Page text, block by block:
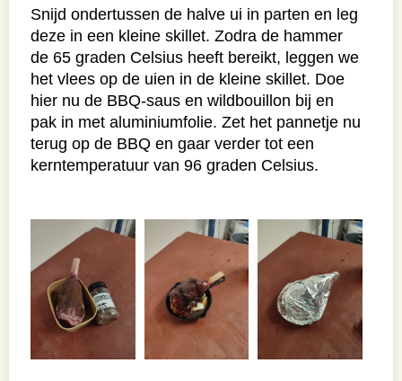
Snijd ondertussen de halve ui in parten en leg
deze in een kleine skillet. Zodra de hammer
de 65 graden Celsius heeft bereikt, leggen we
het vlees op de uien in de kleine skillet. Doe
hier nu de BBQ-saus en wildbouillon bij en
pak in met aluminiumfolie. Zet het pannetje nu
terug op de BBQ en gaar verder tot een
kerntemperatuur van 96 graden Celsius.